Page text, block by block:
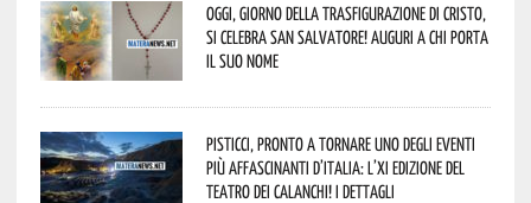
Oggi, giorno della Trasfigurazione di Cristo,
si celebra San Salvatore! Auguri a chi porta
il suo nome
Pisticci, pronto a tornare uno degli eventi
più affascinanti d’Italia: l’XI edizione del
Teatro dei Calanchi! I dettagli